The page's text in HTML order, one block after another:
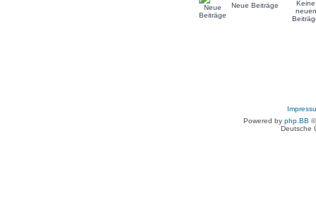
Neue Beiträge
Powered by php.BB
Deutsche